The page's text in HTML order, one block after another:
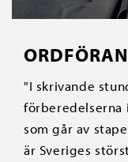
"I skrivande
förberedelserna
som går av
är Sveriges